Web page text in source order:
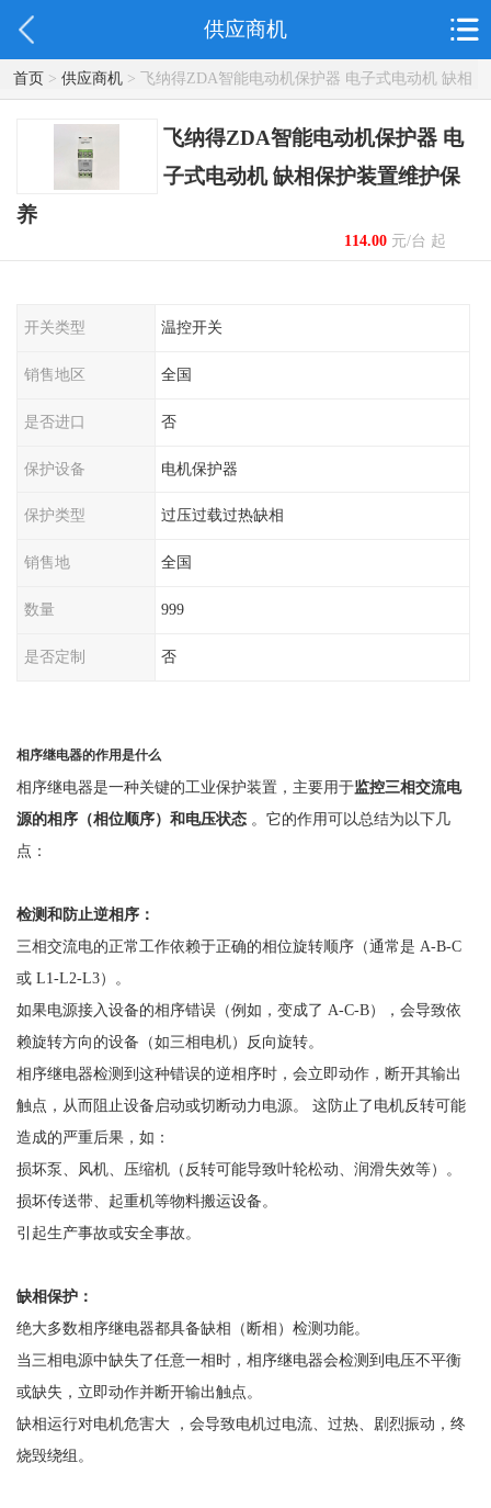
供应商机
首页> 供应商机> 飞纳得ZDA智能电动机保护器 电子式电动机 缺相
保护装置维护保养
飞纳得ZDA智能电动机保护器 电
子式电动机 缺相保护装置维护保
养
114.00元/台 起
开关类型 温控开关
销售地区 全国
是否进口 否
保护设备 电机保护器
保护类型 过压过载过热缺相
销售地 全国
数量 999
是否定制 否
相序继电器的作用是什么
相序继电器是一种关键的工业保护装置，主要用于监控三相交流电
源的相序（相位顺序）和电压状态 。它的作用可以总结为以下几
点：
检测和防止逆相序：
三相交流电的正常工作依赖于正确的相位旋转顺序（通常是 A-B-C
或 L1-L2-L3）。
如果电源接入设备的相序错误（例如，变成了 A-C-B），会导致依
赖旋转方向的设备（如三相电机）反向旋转。
相序继电器检测到这种错误的逆相序时，会立即动作，断开其输出
触点，从而阻止设备启动或切断动力电源。
这防止了电机反转可能
造成的严重后果，如：
损坏泵、风机、压缩机（反转可能导致叶轮松动、润滑失效等）。
损坏传送带、起重机等物料搬运设备。
引起生产事故或安全事故。
缺相保护：
绝大多数相序继电器都具备缺相（断相）检测功能。
当三相电源中缺失了任意一相时，相序继电器会检测到电压不平衡
或缺失，立即动作并断开输出触点。
缺相运行对电机危害大
，会导致电机过电流、过热、剧烈振动，终
烧毁绕组。